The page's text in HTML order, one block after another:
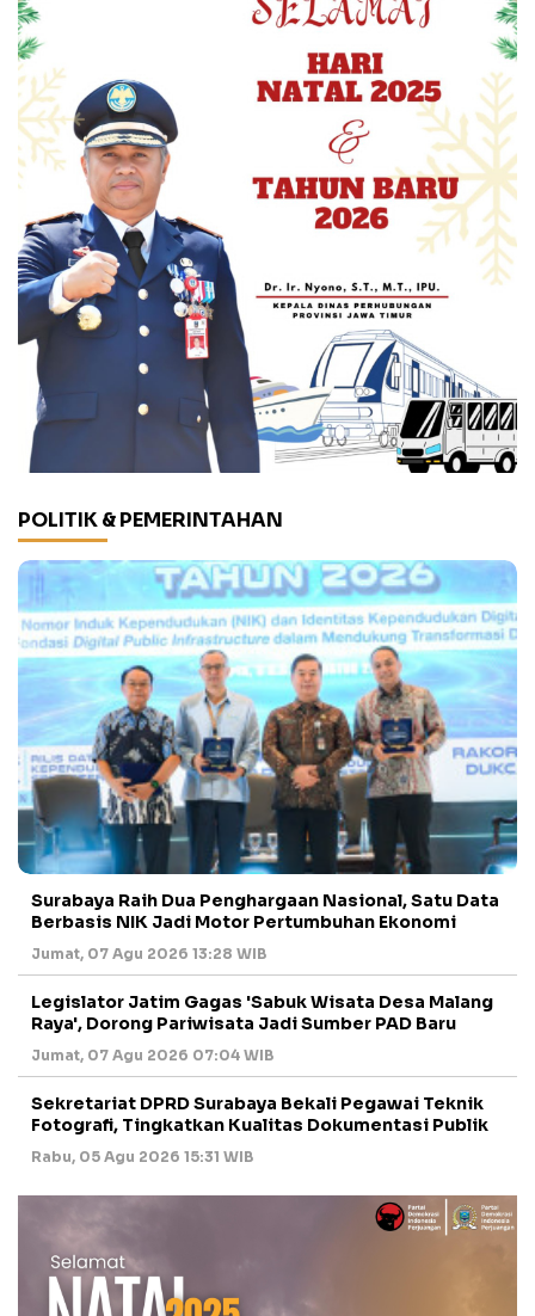
POLITIK & PEMERINTAHAN
Surabaya Raih Dua Penghargaan Nasional, Satu Data
Berbasis NIK Jadi Motor Pertumbuhan Ekonomi
Jumat, 07 Agu 2026 13:28 WIB
Legislator Jatim Gagas 'Sabuk Wisata Desa Malang
Raya', Dorong Pariwisata Jadi Sumber PAD Baru
Jumat, 07 Agu 2026 07:04 WIB
Sekretariat DPRD Surabaya Bekali Pegawai Teknik
Fotografi, Tingkatkan Kualitas Dokumentasi Publik
Rabu, 05 Agu 2026 15:31 WIB